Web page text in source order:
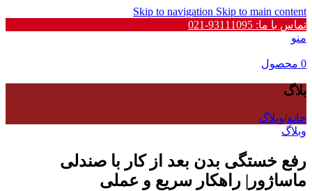
Skip to navigation Skip to main content
تماس با ما: 93111095-021
منو
0 محصول
بلاگ
خانه/وبلاگ
وبلاگ
رفع خستگی بدن بعد از کار با صندلی
ماساژور| راهکار سریع و عملی